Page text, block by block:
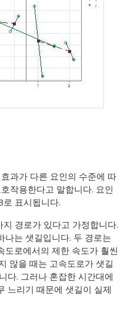
과가 다른 요인의 수준에 따
작용한다고 말합니다. 요인
표시됩니다.
경로가 있다고 가정합니다.
나는 샛길입니다. 두 경로는
도로에서의 제한 속도가 훨씬
않을 때는 고속도로가 샛길
다. 그러나 혼잡한 시간대에
느리기 때문에 샛길이 실제